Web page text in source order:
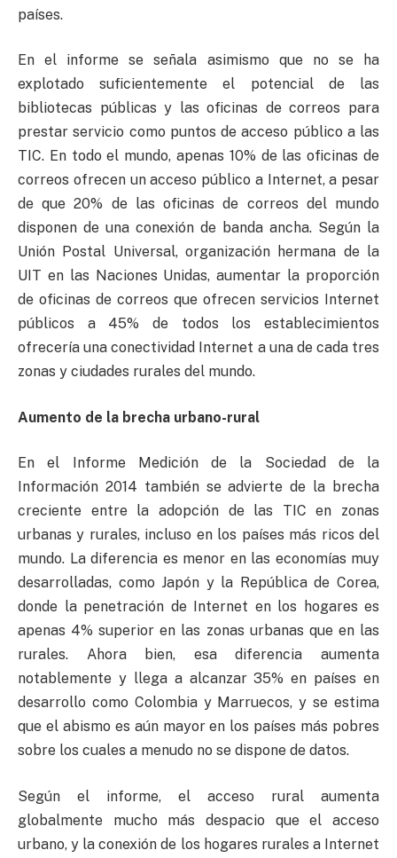
países.
En el informe se señala asimismo que no se ha
explotado suficientemente el potencial de las
bibliotecas públicas y las oficinas de correos para
prestar servicio como puntos de acceso público a las
TIC. En todo el mundo, apenas 10% de las oficinas de
correos ofrecen un acceso público a Internet, a pesar
de que 20% de las oficinas de correos del mundo
disponen de una conexión de banda ancha. Según la
Unión Postal Universal, organización hermana de la
UIT en las Naciones Unidas, aumentar la proporción
de oficinas de correos que ofrecen servicios Internet
públicos a 45% de todos los establecimientos
ofrecería una conectividad Internet a una de cada tres
zonas y ciudades rurales del mundo.
Aumento de la brecha urbano-rural
En el Informe Medición de la Sociedad de la
Información 2014 también se advierte de la brecha
creciente entre la adopción de las TIC en zonas
urbanas y rurales, incluso en los países más ricos del
mundo. La diferencia es menor en las economías muy
desarrolladas, como Japón y la República de Corea,
donde la penetración de Internet en los hogares es
apenas 4% superior en las zonas urbanas que en las
rurales. Ahora bien, esa diferencia aumenta
notablemente y llega a alcanzar 35% en países en
desarrollo como Colombia y Marruecos, y se estima
que el abismo es aún mayor en los países más pobres
sobre los cuales a menudo no se dispone de datos.
Según el informe, el acceso rural aumenta
globalmente mucho más despacio que el acceso
urbano, y la conexión de los hogares rurales a Internet